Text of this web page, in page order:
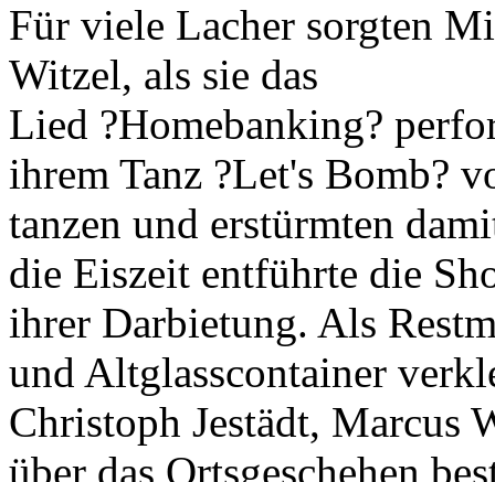
Für viele Lacher sorgten
Witzel, als sie das
Lied ?Homebanking?
ihrem Tanz ?Let's Bomb?
tanzen und erstürmten
die Eiszeit entführte die
ihrer Darbietung. Als
und Altglasscontainer
Christoph Jestädt, Marcus
über das Ortsgeschehen